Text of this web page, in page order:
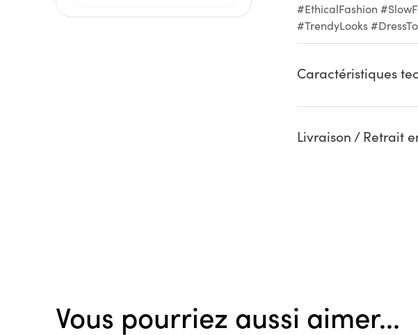
#EthicalFashion
#TrendyLooks
Caractéristiques
Livraison / Retrait
Vous pourriez aussi aimer...